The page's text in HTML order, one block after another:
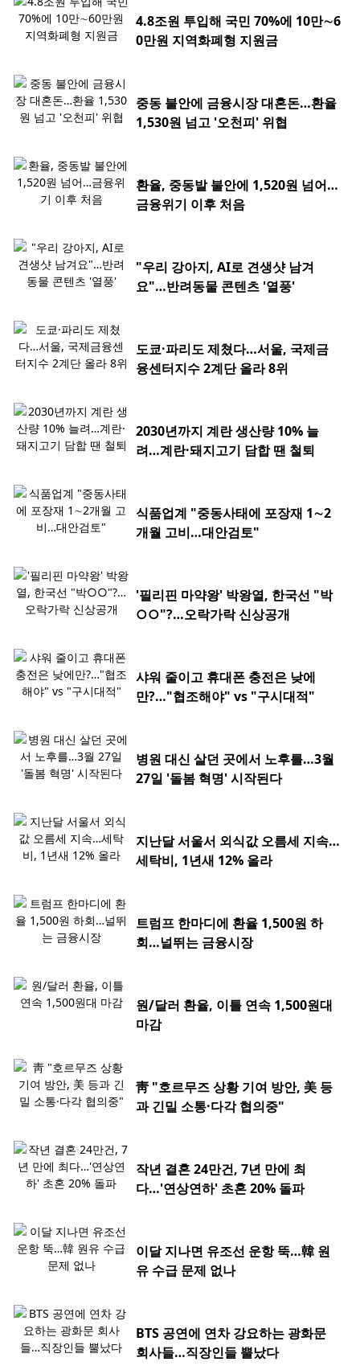
4.8조원 투입해 국민 70%에 10만∼6
0만원 지역화폐형 지원금
중동 불안에 금융시장 대혼돈…환율
1,530원 넘고 '오천피' 위협
환율, 중동발 불안에 1,520원 넘어…
금융위기 이후 처음
"우리 강아지, AI로 견생샷 남겨
요"…반려동물 콘텐츠 '열풍'
도쿄·파리도 제쳤다…서울, 국제금
융센터지수 2계단 올라 8위
2030년까지 계란 생산량 10% 늘
려…계란·돼지고기 담합 땐 철퇴
식품업계 "중동사태에 포장재 1∼2
개월 고비…대안검토"
'필리핀 마약왕' 박왕열, 한국선 "박
○○"?…오락가락 신상공개
샤워 줄이고 휴대폰 충전은 낮에
만?…"협조해야" vs "구시대적"
병원 대신 살던 곳에서 노후를…3월
27일 '돌봄 혁명' 시작된다
지난달 서울서 외식값 오름세 지속…
세탁비, 1년새 12% 올라
트럼프 한마디에 환율 1,500원 하
회…널뛰는 금융시장
원/달러 환율, 이틀 연속 1,500원대
마감
靑 "호르무즈 상황 기여 방안, 美 등
과 긴밀 소통·다각 협의중"
작년 결혼 24만건, 7년 만에 최
다…'연상연하' 초혼 20% 돌파
이달 지나면 유조선 운항 뚝…韓 원
유 수급 문제 없나
BTS 공연에 연차 강요하는 광화문
회사들…직장인들 뿔났다